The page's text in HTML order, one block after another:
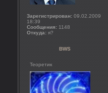
Зарегистрирован: 09.02.2009
18:39
Сообщения: 1148
Откуда: я?
BWS
Теоретик